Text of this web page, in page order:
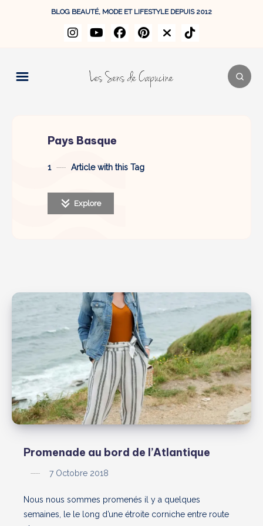
BLOG BEAUTÉ, MODE ET LIFESTYLE DEPUIS 2012
Pays Basque
1 Article with this Tag
Explore
Promenade au bord de l’Atlantique
7 Octobre 2018
Nous nous sommes promenés il y a quelques
semaines, le le long d’une étroite corniche entre route